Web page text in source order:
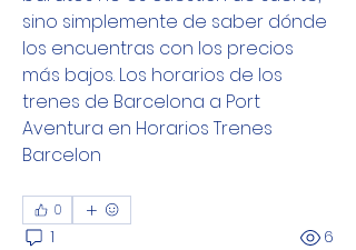
sino simplemente de saber dónde
los encuentras con los precios
más bajos. Los horarios de los
trenes de Barcelona a Port
Aventura en Horarios Trenes
Barcelon
0
1 6